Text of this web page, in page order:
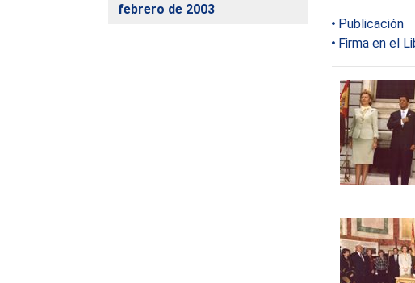
febrero de 2003
Publicación
Firma en el